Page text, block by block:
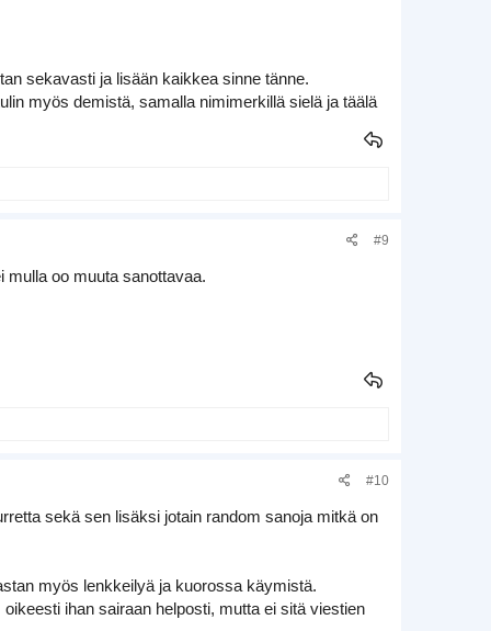
sekavasti ja lisään kaikkea sinne tänne.
myös demistä, samalla nimimerkillä sielä ja täälä
#9
mulla oo muuta sanottavaa.
#10
sekä sen lisäksi jotain random sanoja mitkä on
myös lenkkeilyä ja kuorossa käymistä.
ihan sairaan helposti, mutta ei sitä viestien